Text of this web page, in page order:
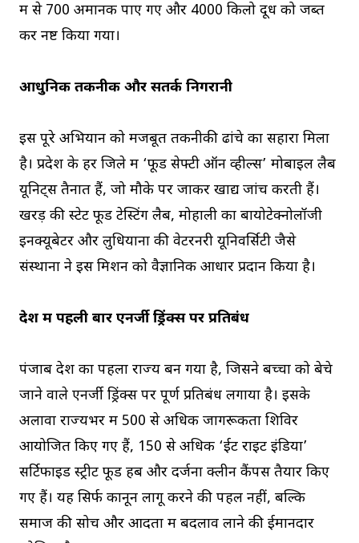
में से 700 अमानक पाए गए और 4000 किलो दूध को जब्त
कर नष्ट किया गया।
आधुनिक तकनीक और सतर्क निगरानी
इस पूरे अभियान को मजबूत तकनीकी ढांचे का सहारा मिला
है। प्रदेश के हर जिले में ‘फूड सेफ्टी ऑन व्हील्स’ मोबाइल लैब
यूनिट्स तैनात हैं, जो मौके पर जाकर खाद्य जांच करती हैं।
खरड़ की स्टेट फूड टेस्टिंग लैब, मोहाली का बायोटेक्नोलॉजी
इनक्यूबेटर और लुधियाना की वेटरनरी यूनिवर्सिटी जैसे
संस्थानों ने इस मिशन को वैज्ञानिक आधार प्रदान किया है।
देश में पहली बार एनर्जी ड्रिंक्स पर प्रतिबंध
पंजाब देश का पहला राज्य बन गया है, जिसने बच्चों को बेचे
जाने वाले एनर्जी ड्रिंक्स पर पूर्ण प्रतिबंध लगाया है। इसके
अलावा राज्यभर में 500 से अधिक जागरूकता शिविर
आयोजित किए गए हैं, 150 से अधिक ‘ईट राइट इंडिया’
सर्टिफाइड स्ट्रीट फूड हब और दर्जनों क्लीन कैंपस तैयार किए
गए हैं। यह सिर्फ कानून लागू करने की पहल नहीं, बल्कि
समाज की सोच और आदतों में बदलाव लाने की ईमानदार